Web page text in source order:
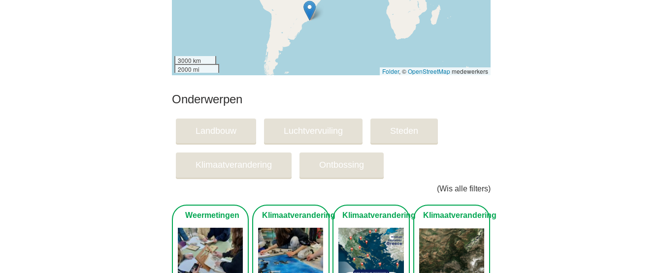
3000 km
2000 mi
Folder, ©OpenStreetMapmedewerkers
Onderwerpen
Landbouw Luchtvervuiling Steden
Klimaatverandering Ontbossing
(Wis alle filters)
Weermetingen Klimaatverandering Klimaatverandering Klimaatverandering